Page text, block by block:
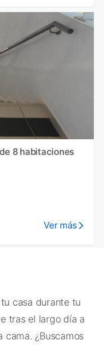
8 habitaciones
Ver más
casa durante tu
tras el largo día a
¿Buscamos